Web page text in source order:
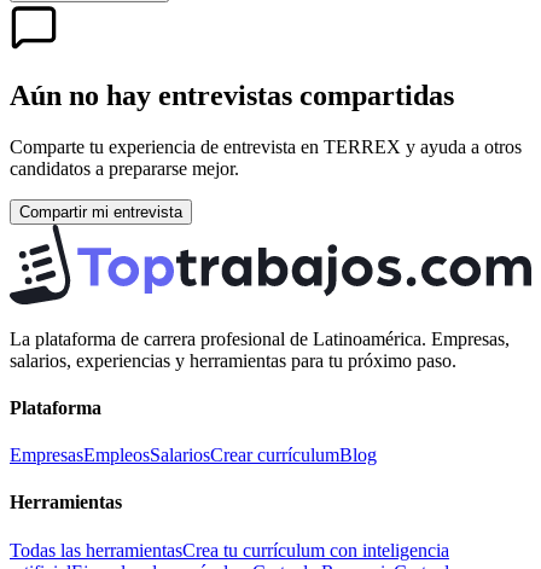
Aún no hay entrevistas compartidas
Comparte tu experiencia de entrevista en TERREX y ayuda a otros
candidatos a prepararse mejor.
Compartir mi entrevista
La plataforma de carrera profesional de Latinoamérica. Empresas,
salarios, experiencias y herramientas para tu próximo paso.
Plataforma
EmpresasEmpleosSalariosCrear currículumBlog
Herramientas
Todas las herramientasCrea tu currículum con inteligencia